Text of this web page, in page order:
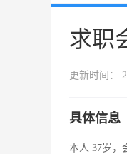
求职
更新时间：
具体信息
本人 37岁，